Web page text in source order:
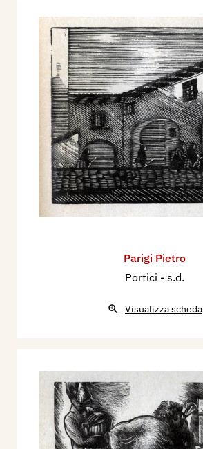
Parigi Pietro
Portici - s.d.
Visualizza scheda